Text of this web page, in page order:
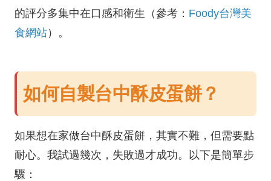
的評分多集中在口感和衛生（參考： Foody台灣美
食網站）。
如何自製台中酥皮蛋餅？
如果想在家做台中酥皮蛋餅，其實不難，但需要點
耐心。我試過幾次，失敗過才成功。以下是簡單步
驟：